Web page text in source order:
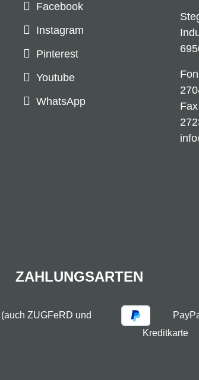
Facebook
Instagram
Pinterest
Youtube
WhatsApp
ZAHLUNGSARTEN
ZUGFeRD und
Kreditkarte